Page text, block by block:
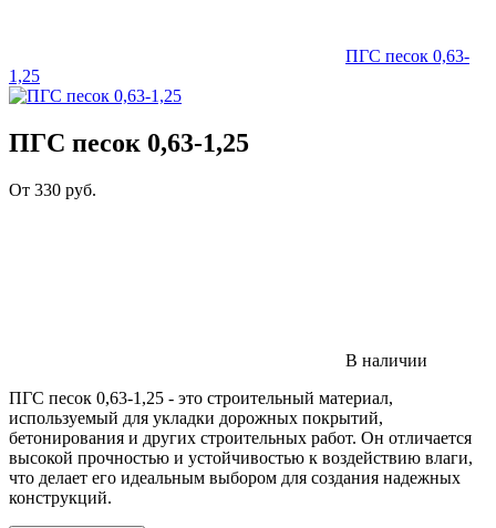
ПГС песок 0,63-
1,25
ПГС песок 0,63-1,25
От 330 руб.
В наличии
ПГС песок 0,63-1,25 - это строительный материал,
используемый для укладки дорожных покрытий,
бетонирования и других строительных работ. Он отличается
высокой прочностью и устойчивостью к воздействию влаги,
что делает его идеальным выбором для создания надежных
конструкций.